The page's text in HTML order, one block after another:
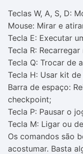
Teclas W, A, S, D:
Mouse: Mirar e
Tecla E: Executar
Tecla R:
Tecla Q: Trocar de
Tecla H: Usar kit
Barra de espaço:
checkpoint;
Tecla P: Pausar o
Tecla M: Ligar ou
Os comandos são
acostumar. Basta